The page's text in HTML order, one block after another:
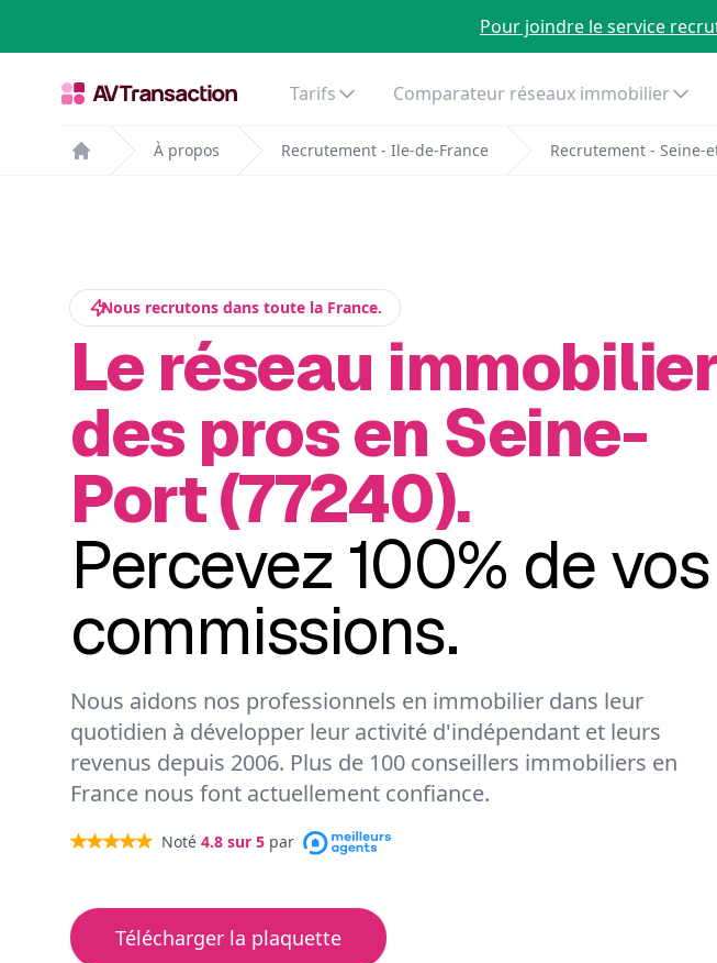
Pour joindre le service
Tarifs Comparateur réseaux immobilier
Home
À propos Recrutement - Ile-de-France Recrutement - Seine-
Nous recrutons dans toute la France.
Le réseau
des pros en Seine-
Port (77240).
Percevez 100% de vos
commissions.
Nous aidons nos professionnels en immobilier dans leur
quotidien à développer leur activité d'indépendant et leurs
revenus depuis 2006. Plus de 100 conseillers immobiliers en
France nous font actuellement confiance.
Noté 4.8 sur 5 par
Télécharger la plaquette